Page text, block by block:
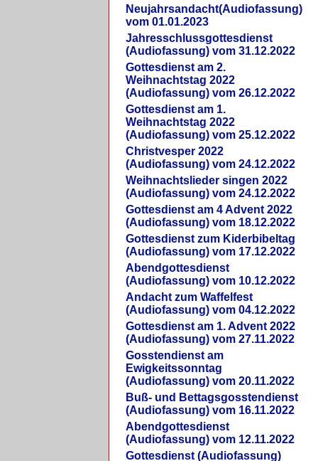
Neujahrsandacht(Audiofassung)
vom 01.01.2023
Jahresschlussgottesdienst
(Audiofassung) vom 31.12.2022
Gottesdienst am 2.
Weihnachtstag 2022
(Audiofassung) vom 26.12.2022
Gottesdienst am 1.
Weihnachtstag 2022
(Audiofassung) vom 25.12.2022
Christvesper 2022
(Audiofassung) vom 24.12.2022
Weihnachtslieder singen 2022
(Audiofassung) vom 24.12.2022
Gottesdienst am 4 Advent 2022
(Audiofassung) vom 18.12.2022
Gottesdienst zum Kiderbibeltag
(Audiofassung) vom 17.12.2022
Abendgottesdienst
(Audiofassung) vom 10.12.2022
Andacht zum Waffelfest
(Audiofassung) vom 04.12.2022
Gottesdienst am 1. Advent 2022
(Audiofassung) vom 27.11.2022
Gosstendienst am
Ewigkeitssonntag
(Audiofassung) vom 20.11.2022
Buß- und Bettagsgosstendienst
(Audiofassung) vom 16.11.2022
Abendgottesdienst
(Audiofassung) vom 12.11.2022
Gottesdienst (Audiofassung)